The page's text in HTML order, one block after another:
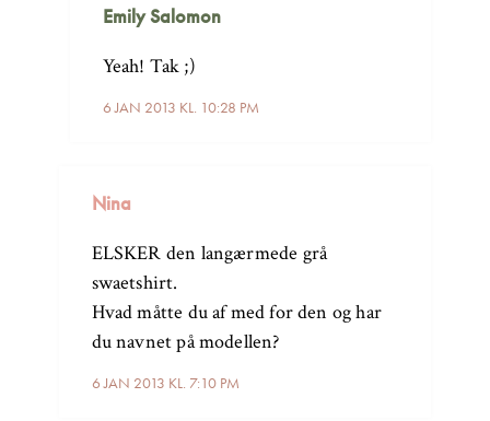
Emily Salomon
6 JAN 2013 KL. 10:28 PM
Yeah! Tak ;)
Nina
6 JAN 2013 KL. 7:10 PM
ELSKER den langærmede grå
swaetshirt.
Hvad måtte du af med for den og har
du navnet på modellen?